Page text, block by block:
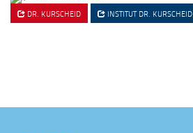
DR. KURSCHEID INSTITUT DR. KURSCHEID